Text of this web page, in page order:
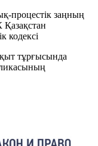
процестік заңның
кодексi
тұрғысында